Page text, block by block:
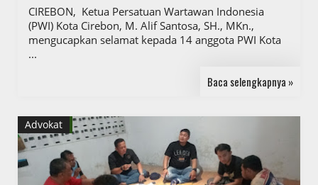
CIREBON, Ketua Persatuan Wartawan Indonesia
(PWI) Kota Cirebon, M. Alif Santosa, SH., MKn.,
mengucapkan selamat kepada 14 anggota PWI Kota
...
Baca selengkapnya »
Advokat